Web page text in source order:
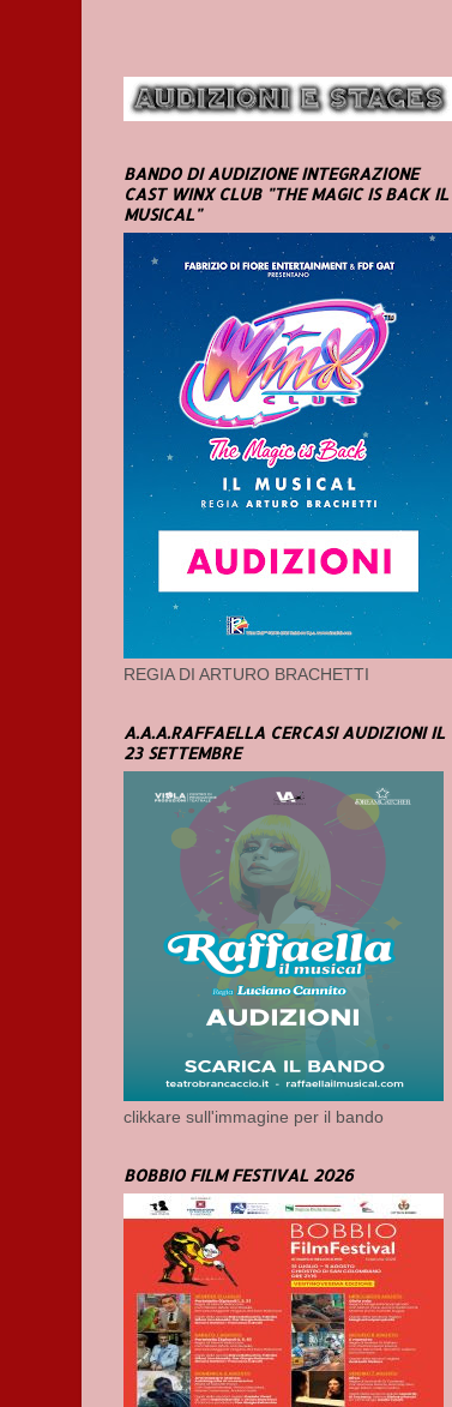
BANDO DI AUDIZIONE INTEGRAZIONE
CAST WINX CLUB "THE MAGIC IS BACK IL
MUSICAL"
REGIA DI ARTURO BRACHETTI
A.A.A.RAFFAELLA CERCASI AUDIZIONI IL
23 SETTEMBRE
clikkare sull'immagine per il bando
BOBBIO FILM FESTIVAL 2026